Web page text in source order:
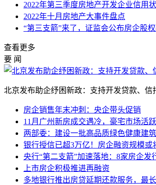
2022年第三季度房地产开发企业信用
2022年十月房地产大事件盘点
“第三支箭”来了，证监会公布房企股
查看更多
要 闻
北京发布助企纾困新政：支持开发贷款、信
房企销售年末冲刺：央企带头促销
11月广州新房成交遇冷，豪宅市场活跃
两部委：建设一批高品质绿色健康建
银行授信已超3万亿！房企融资规模或
央行“第二支箭”加速落地：8家房企发
上市房企积极推进再融资
多地银行推出房贷延期还款服务，最